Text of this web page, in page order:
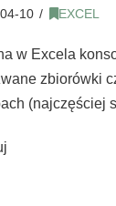
10 EXCEL
w Excela
zbiorówki
(najczęściej